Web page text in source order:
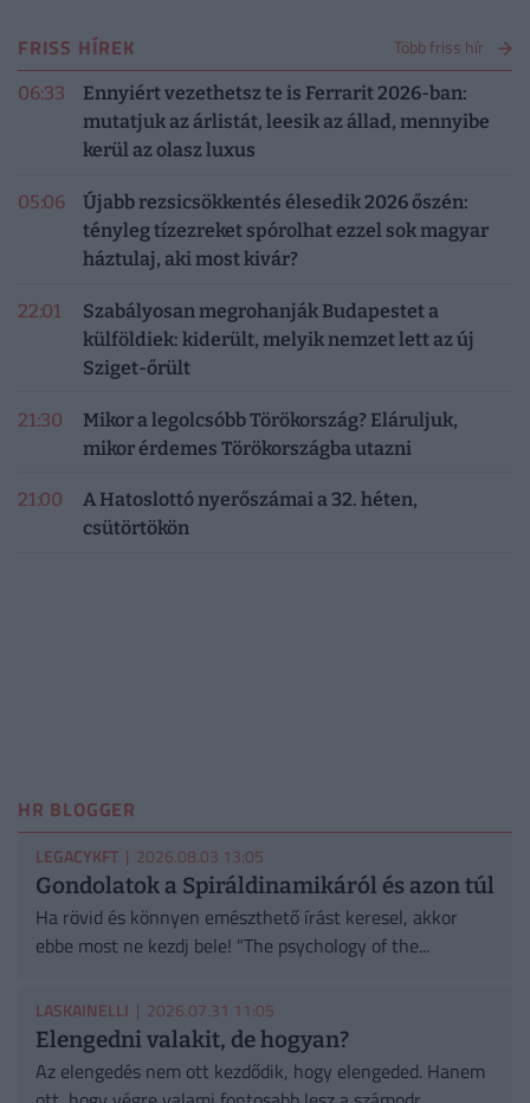
FRISS HÍREK Több friss hír
06:33
Ennyiért vezethetsz te is Ferrarit 2026-ban:
mutatjuk az árlistát, leesik az állad, mennyibe
kerül az olasz luxus
05:06
Újabb rezsicsökkentés élesedik 2026 őszén:
tényleg tízezreket spórolhat ezzel sok magyar
háztulaj, aki most kivár?
22:01
Szabályosan megrohanják Budapestet a
külföldiek: kiderült, melyik nemzet lett az új
Sziget-őrült
21:30
Mikor a legolcsóbb Törökország? Eláruljuk,
mikor érdemes Törökországba utazni
21:00
A Hatoslottó nyerőszámai a 32. héten,
csütörtökön
HR BLOGGER
LEGACYKFT | 2026.08.03 13:05
Gondolatok a Spiráldinamikáról és azon túl
Ha rövid és könnyen emészthető írást keresel, akkor
ebbe most ne kezdj bele! "The psychology of the...
LASKAINELLI | 2026.07.31 11:05
Elengedni valakit, de hogyan?
Az elengedés nem ott kezdődik, hogy elengeded. Hanem